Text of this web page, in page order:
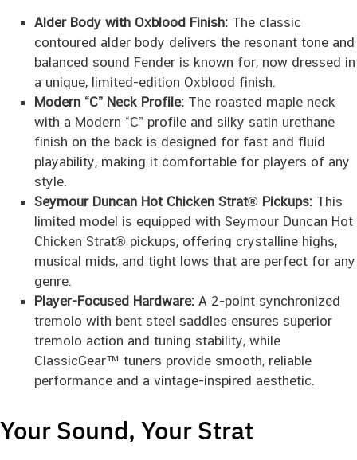
Alder Body with Oxblood Finish:The classic
contoured alder body delivers the resonant tone and
balanced sound Fender is known for, now dressed in
a unique, limited-edition Oxblood finish.
Modern “C” Neck Profile:The roasted maple neck
with a Modern “C” profile and silky satin urethane
finish on the back is designed for fast and fluid
playability, making it comfortable for players of any
style.
Seymour Duncan Hot Chicken Strat® Pickups:This
limited model is equipped with Seymour Duncan Hot
Chicken Strat® pickups, offering crystalline highs,
musical mids, and tight lows that are perfect for any
genre.
Player-Focused Hardware:A 2-point synchronized
tremolo with bent steel saddles ensures superior
tremolo action and tuning stability, while
ClassicGear™ tuners provide smooth, reliable
performance and a vintage-inspired aesthetic.
Your Sound, Your Strat